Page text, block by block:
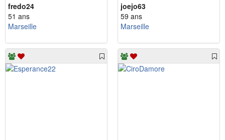
fredo24
51 ans
Marseille
joejo63
59 ans
Marseille